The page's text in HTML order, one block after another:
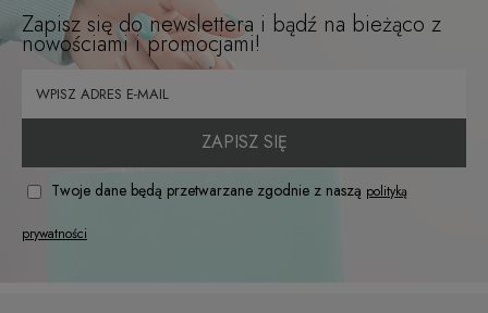
Zapisz się do newslettera i bądź na bieżąco z
nowościami i promocjami!
ZAPISZ SIĘ
Twoje dane będą przetwarzane zgodnie z naszą polityką
prywatności